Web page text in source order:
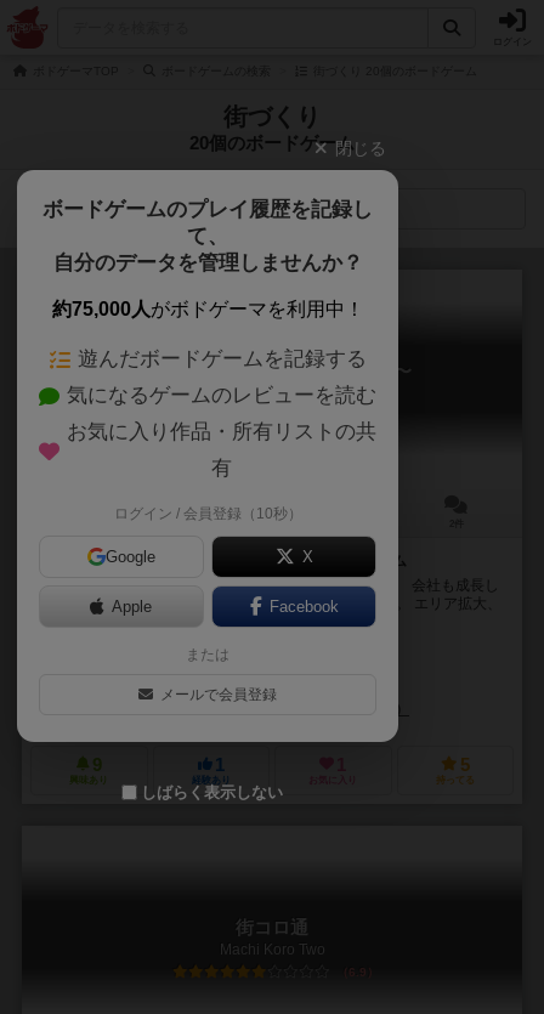
街づくり
20個のボードゲーム
検索メニュー
シャインズ 〜ものづくり企業編〜
Shains
15～25分
会社員しか、勝たん！ 企業経営×職業理解×協力ゲーム
ここは、とある街にある調理ロボを 開発するメーカー。 会社も成長し
シャインも増え、今期は利益10億 が目標に設定された。 エリア拡大、
大手チェーン店へ提案 新しいロボの...
おかざき よしかず（Yoshikazu Okazaki）
9
興味あり
1
経験あり お気に入り
5
持ってる
街コロ通
Machi Koro Two
6.9
閉じる
ボードゲームのプレイ履歴を記録し
て、
自分のデータを管理しませんか？
約75,000人がボドゲーマを利用中！
遊んだボードゲームを記録する
気になるゲームのレビューを読む
お気に入り作品・所有リストの共
有
ログイン / 会員登録（10秒）
Google X
Apple Facebook
または
メールで会員登録
しばらく表示しない